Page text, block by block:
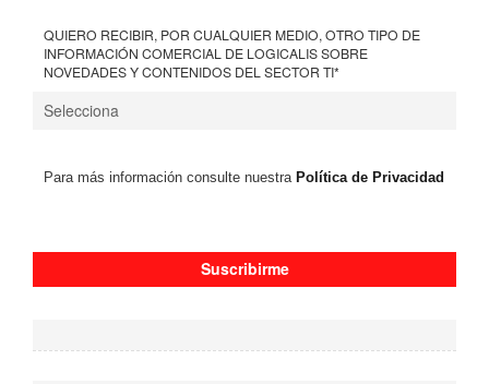
QUIERO RECIBIR, POR CUALQUIER MEDIO, OTRO TIPO DE
INFORMACIÓN COMERCIAL DE LOGICALIS SOBRE
NOVEDADES Y CONTENIDOS DEL SECTOR TI*
Para más información consulte nuestra Política de Privacidad